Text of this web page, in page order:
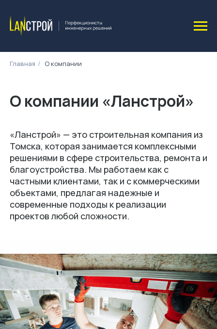
Главная / О компании
О компании «Ланстрой»
«Ланстрой» — это строительная компания из
Томска, которая занимается комплексными
решениями в сфере строительства, ремонта и
благоустройства. Мы работаем как с
частными клиентами, так и с коммерческими
объектами, предлагая надежные и
современные подходы к реализации
проектов любой сложности.